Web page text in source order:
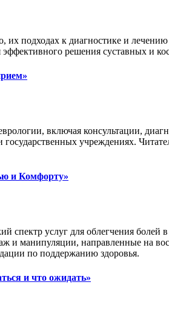
подходах к диагностике и
решения суставных и
включая консультации,
учреждениях.
и Комфорту»
спектр услуг для облегчения
и манипуляции, направленные на
по поддержанию здоровья.
и что ожидать»